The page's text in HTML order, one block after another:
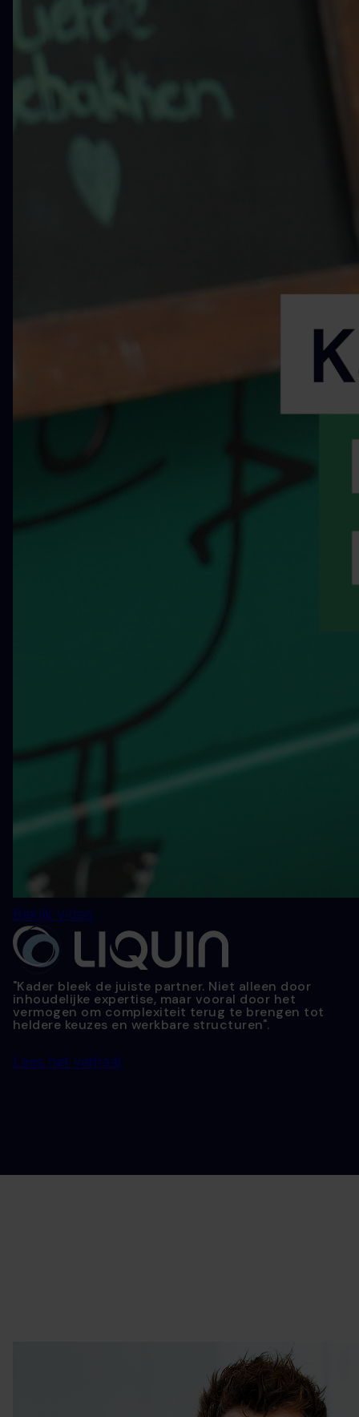
Bekijk video
"Kader bleek de juiste partner. Niet alleen door
inhoudelijke expertise, maar vooral door het
vermogen om complexiteit terug te brengen tot
heldere keuzes en werkbare structuren".
Lees het verhaal